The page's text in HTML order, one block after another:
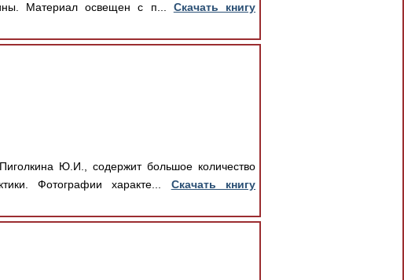
Материал освещен с п... Скачать книгу
Ю.И., содержит большое количество
Фотографии характе... Скачать книгу